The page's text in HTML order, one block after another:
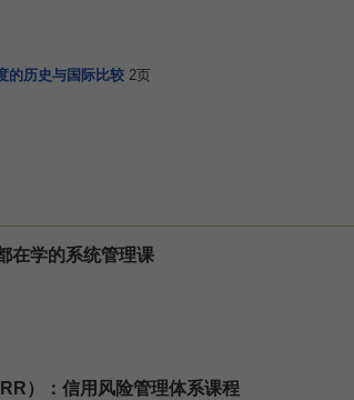
的历史与国际比较 2页
在学的系统管理课
）：信用风险管理体系课程